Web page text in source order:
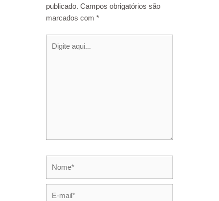
publicado. Campos obrigatórios são
marcados com *
aqui...